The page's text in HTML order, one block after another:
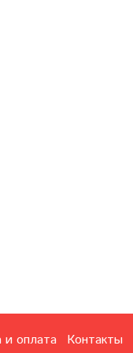
и оплата Контакты